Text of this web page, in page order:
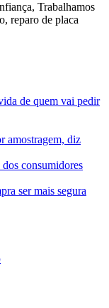
Trabalhamos
reparo de placa
de quem vai pedir
amostragem, diz
consumidores
ser mais segura